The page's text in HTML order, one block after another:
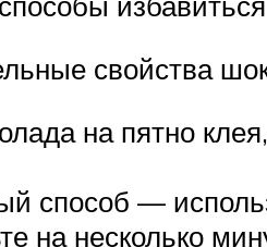
свойства
на пятно
способ —
на несколько